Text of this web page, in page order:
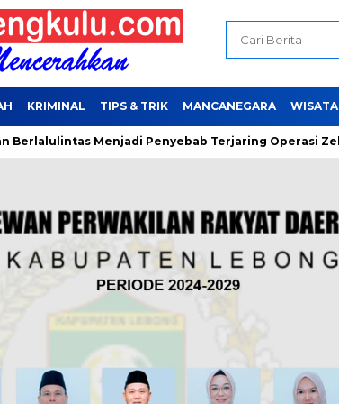
KRIMINAL TIPS & TRIK MANCANEGARA WISATA
Menjadi Penyebab Terjaring Operasi Zebra Nala